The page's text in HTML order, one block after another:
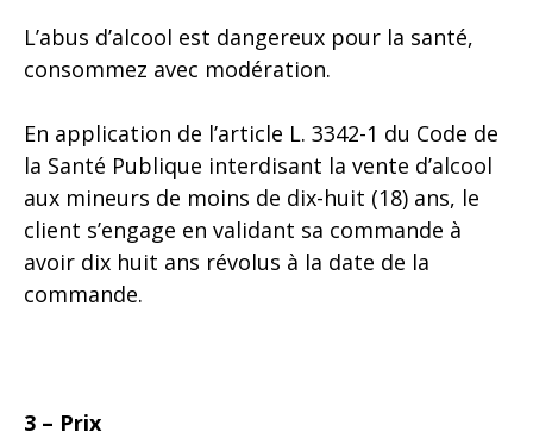
L’abus d’alcool est dangereux pour la santé,
consommez avec modération.
En application de l’article L. 3342-1 du Code de
la Santé Publique interdisant la vente d’alcool
aux mineurs de moins de dix-huit (18) ans, le
client s’engage en validant sa commande à
avoir dix huit ans révolus à la date de la
commande.
3 – Prix